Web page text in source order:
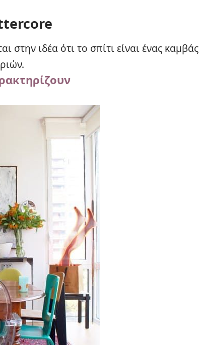
ιδέα ότι το σπίτι είναι ένας καμβάς